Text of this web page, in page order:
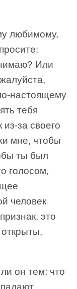
любимому,
Или
настоящему
тебя
за своего
мне, чтобы
ты был
голосом,
человек
это
он тем; что